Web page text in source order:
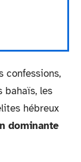
confessions,
bahaïs, les
hébreux
dominante